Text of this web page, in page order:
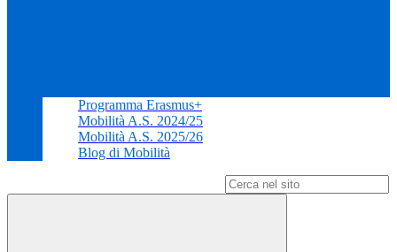
Programma Erasmus+
Mobilità A.S. 2024/25
Mobilità A.S. 2025/26
Blog di Mobilità